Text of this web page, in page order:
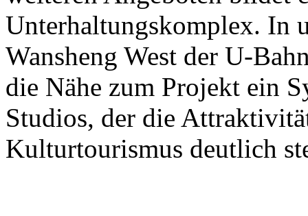
Unterhaltungskomplex. In
Wansheng West der U-
die Nähe zum Projekt ein
Studios, der die
Kulturtourismus deutlich